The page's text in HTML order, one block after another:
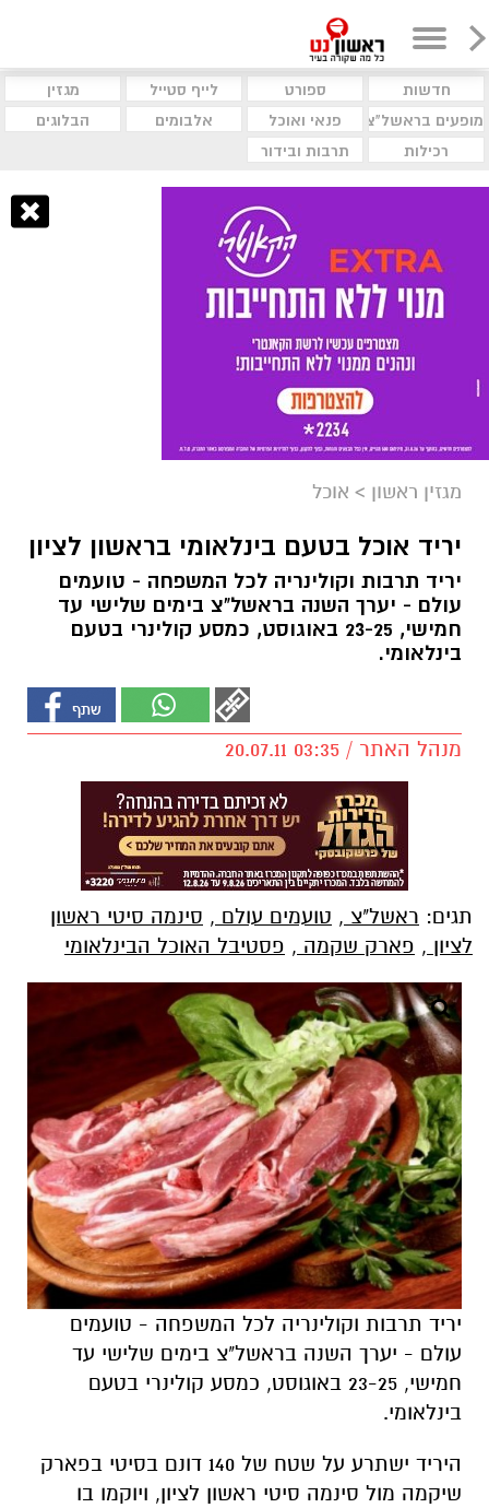
חדשות ספורט לייף סטייל
מגזין
מופעים בראשל"צ
פנאי ואוכל אלבומים
הבלוגים
רכילות
תרבות ובידור
מגזין ראשון > אוכל
יריד אוכל בטעם בינלאומי בראשון לציון
יריד תרבות וקולינריה לכל המשפחה - טועמים
עולם - יערך השנה בראשל"צ בימים שלישי עד
חמישי, 23-25 באוגוסט, כמסע קולינרי בטעם
בינלאומי.
מנהל האתר / 03:35 20.07.11
תגים: ראשל"צ , טועמים עולם , סינמה סיטי ראשון
לציון , פארק שקמה , פסטיבל האוכל הבינלאומי
יריד תרבות וקולינריה לכל המשפחה - טועמים
עולם - יערך השנה בראשל"צ בימים שלישי עד
חמישי, 23-25 באוגוסט, כמסע קולינרי בטעם
בינלאומי.
היריד ישתרע על שטח של 140 דונם בסיטי בפארק
שיקמה מול סינמה סיטי ראשון לציון, ויוקמו בו